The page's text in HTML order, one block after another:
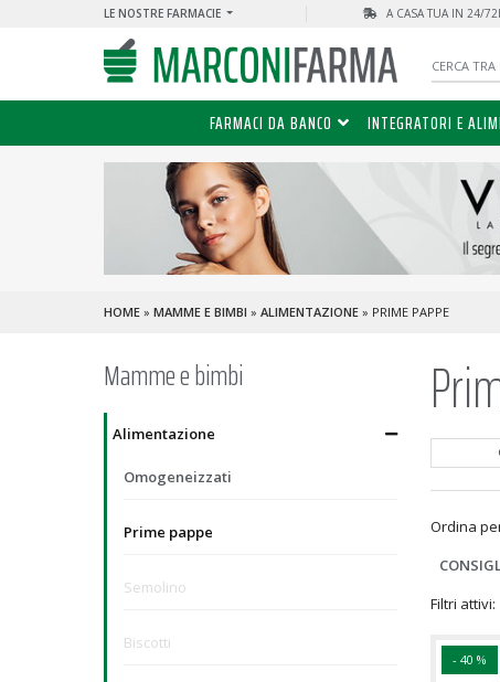
LE NOSTRE FARMACIE A CASA TUA IN 24/
FARMACI DA BANCO INTEGRATORI E
HOME» MAMME E BIMBI » ALIMENTAZIONE» PRIME PAPPE
Mamme e bimbi
Alimentazione
Omogeneizzati
Prime pappe
Semolino
Biscotti
Ordina
Filtri attivi:
- 40 %